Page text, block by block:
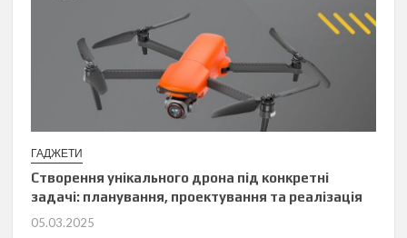
ГАДЖЕТИ
Створення унікального дрона під конкретні
задачі: планування, проектування та реалізація
05.03.2025